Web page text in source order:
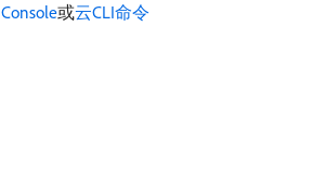
或云CLI命令